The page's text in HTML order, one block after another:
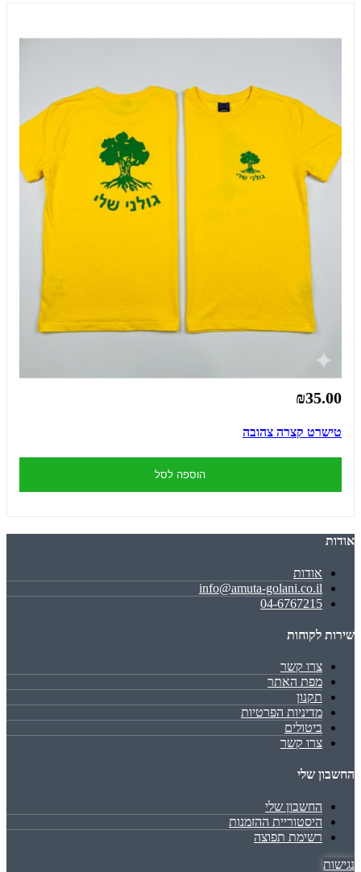
₪35.00
טישרט קצרה צהובה
הוספה לסל
אודות
אודות
info@amuta-golani.co.il
04-6767215
שירות לקוחות
צרו קשר
מפת האתר
תקנון
מדיניות הפרטיות
ביטולים
צרו קשר
החשבון שלי
החשבון שלי
היסטוריית ההזמנות
רשימת תפוצה
נגישות